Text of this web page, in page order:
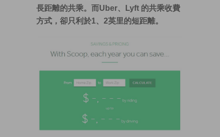
長距離的共乘。而Uber、Lyft 的共乘收費
方式，卻只利於1、2英里的短距離。